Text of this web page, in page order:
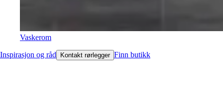
Vaskerom
Inspirasjon og råd Kontakt rørlegger Finn butikk